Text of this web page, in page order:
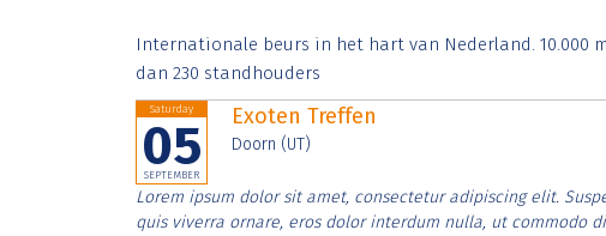
Internationale beurs in het hart van Nederland. 10.000
dan 230 standhouders
Saturday
05
SEPTEMBER
Exoten Treffen
Doorn (UT)
Lorem ipsum dolor sit amet, consectetur adipiscing elit.
quis viverra ornare, eros dolor interdum nulla, ut commodo